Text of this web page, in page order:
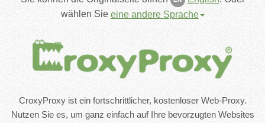
wählen Sie eine andere Sprache
CroxyProxy ist ein fortschrittlicher, kostenloser Web-Proxy.
Nutzen Sie es, um ganz einfach auf Ihre bevorzugten Websites